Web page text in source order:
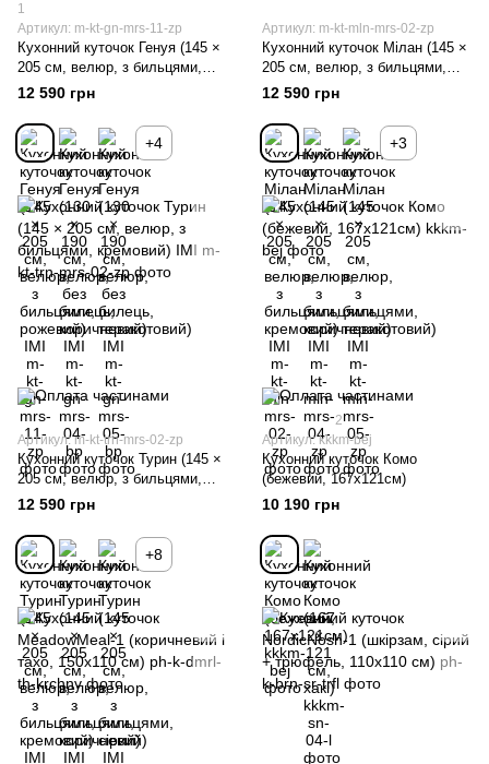
1
Артикул: m-kt-gn-mrs-11-zp
Кухонний куточок Генуя (145 ×
205 см, велюр, з бильцями,
рожевий) IMI
12 590 грн
+4
Артикул: m-kt-mln-mrs-02-zp
Кухонний куточок Мілан (145 ×
205 см, велюр, з бильцями,
кремовий) IMI
12 590 грн
+3
Артикул: m-kt-trn-mrs-02-zp
Кухонний куточок Турин (145 ×
205 см, велюр, з бильцями,
кремовий) IMI
12 590 грн
+8
2
Артикул: kkkm-bej
Кухонний куточок Комо
(бежевий, 167х121см)
10 190 грн